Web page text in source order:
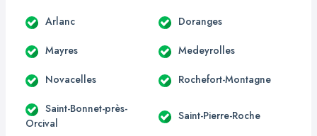
Arlanc Doranges
Mayres Medeyrolles
Novacelles Rochefort-Montagne
Saint-Bonnet-près-
Orcival
Saint-Pierre-Roche